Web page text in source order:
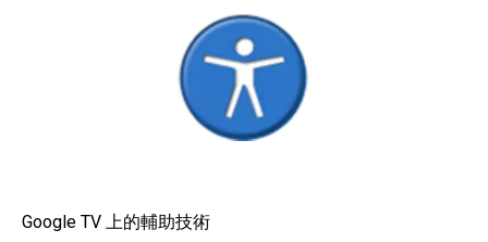
Google TV 上的輔助技術